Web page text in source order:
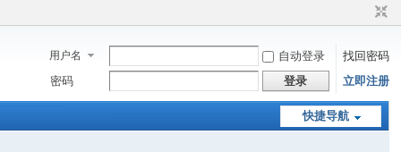
用户名 自动登录
找回密码
密码
登录 立即注册
快捷导航